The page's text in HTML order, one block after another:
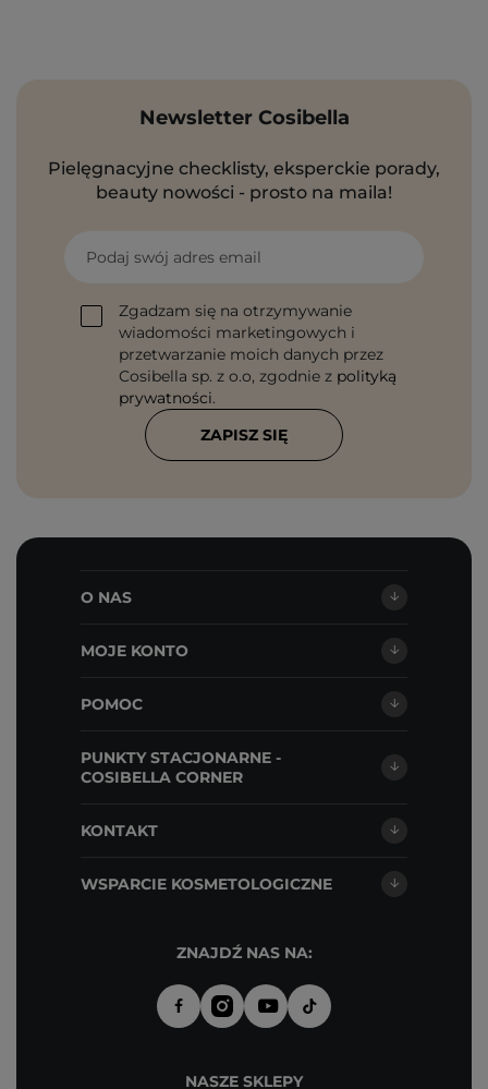
Newsletter Cosibella
Pielęgnacyjne checklisty, eksperckie porady,
beauty nowości - prosto na maila!
Podaj swój adres email
Zgadzam się na otrzymywanie
wiadomości marketingowych i
przetwarzanie moich danych przez
Cosibella sp. z o.o, zgodnie z polityką
prywatności.
ZAPISZ SIĘ
O NAS
MOJE KONTO
POMOC
PUNKTY STACJONARNE -
COSIBELLA CORNER
KONTAKT
WSPARCIE KOSMETOLOGICZNE
ZNAJDŹ NAS NA:
NASZE SKLEPY